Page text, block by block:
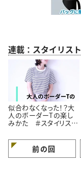
連載：スタイリス
似合わなくなった！？大
人のボーダーTの楽し
みかた ＃スタイリスト
｜vol.1
前の回